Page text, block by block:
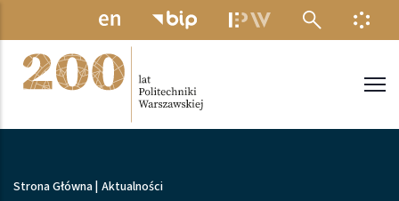
Przejdź do treści
MENU
Ścieżka nawigacyjna
Strona Główna Aktualności